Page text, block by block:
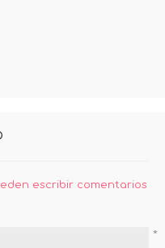
escribir comentarios
*